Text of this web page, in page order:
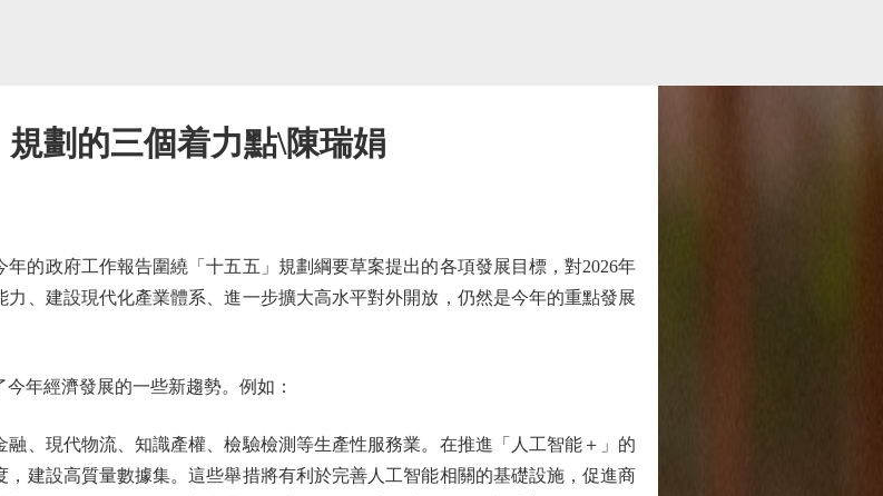
劃的三個着力點\陳瑞娟
政府工作報告圍繞「十五五」規劃綱要草案提出的各項發展目標，對2026年
、建設現代化產業體系、進一步擴大高水平對外開放，仍然是今年的重點發展
經濟發展的一些新趨勢。例如：
現代物流、知識產權、檢驗檢測等生產性服務業。在推進「人工智能＋」的
建設高質量數據集。這些舉措將有利於完善人工智能相關的基礎設施，促進商